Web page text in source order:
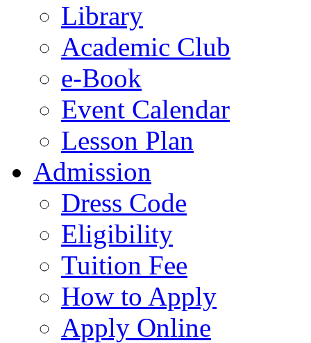
Library
Academic Club
e-Book
Event Calendar
Lesson Plan
Admission
Dress Code
Eligibility
Tuition Fee
How to Apply
Apply Online